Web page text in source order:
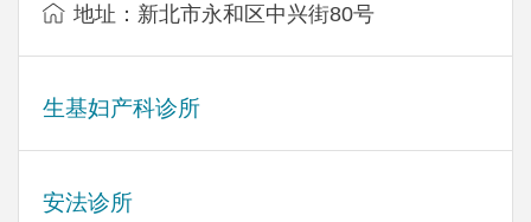
地址：新北市永和区中兴街80号
生基妇产科诊所
安法诊所